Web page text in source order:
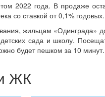
2022 года. В продаже
со ставкой от 0,1% годовых.
жильцам «Одинграда»
сада и школу.
будет пешком за 10 минут.
ЖК